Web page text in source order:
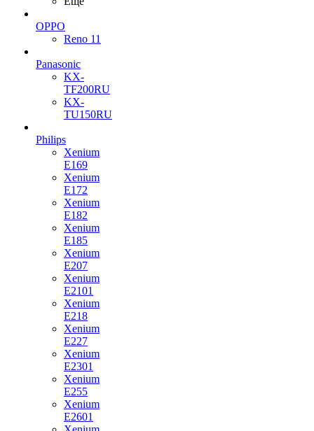
OPPO
Reno 11
Panasonic
KX-
TF200RU
KX-
TU150RU
Philips
Xenium
E169
Xenium
E172
Xenium
E182
Xenium
E185
Xenium
E207
Xenium
E2101
Xenium
E218
Xenium
E227
Xenium
E2301
Xenium
E255
Xenium
E2601